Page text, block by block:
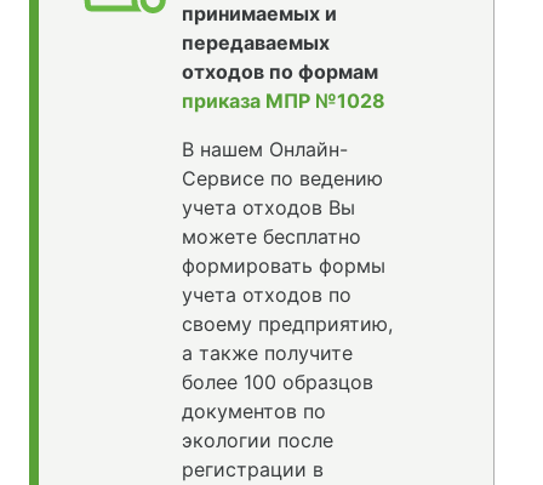
принимаемых и
передаваемых
отходов по формам
приказа МПР №1028
В нашем Онлайн-
Сервисе по ведению
учета отходов Вы
можете бесплатно
формировать формы
учета отходов по
своему предприятию,
а также получите
более 100 образцов
документов по
экологии после
регистрации в